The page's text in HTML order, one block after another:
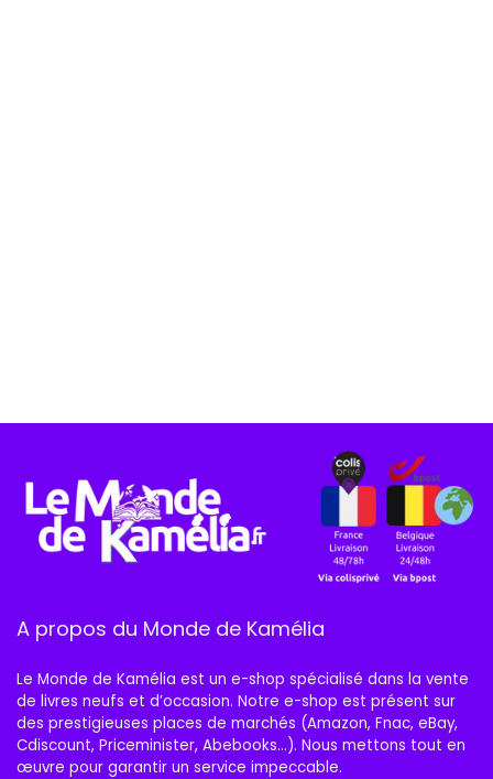
A propos du Monde de Kamélia
Le Monde de Kamélia est un e-shop spécialisé dans la vente
de livres neufs et d’occasion. Notre e-shop est présent sur
des prestigieuses places de marchés (Amazon, Fnac, eBay,
Cdiscount, Priceminister, Abebooks…). Nous mettons tout en
œuvre pour garantir un service impeccable.